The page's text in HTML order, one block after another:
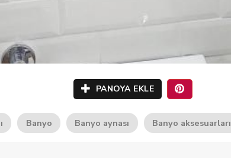
PANOYA EKLE
Banyo Banyo aynası Banyo aksesuarları